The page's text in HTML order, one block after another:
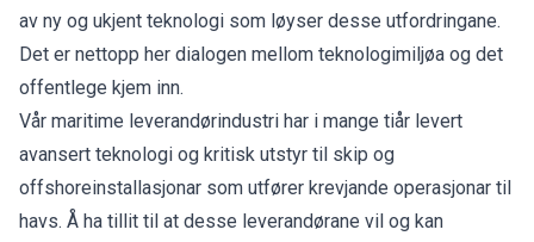
av ny og ukjent teknologi som løyser desse utfordringane.
Det er nettopp her dialogen mellom teknologimiljøa og det
offentlege kjem inn.
Vår maritime leverandørindustri har i mange tiår levert
avansert teknologi og kritisk utstyr til skip og
offshoreinstallasjonar som utfører krevjande operasjonar til
havs. Å ha tillit til at desse leverandørane vil og kan